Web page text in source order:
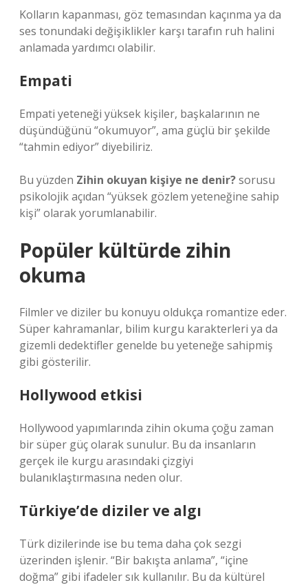
Kolların kapanması, göz temasından kaçınma ya da
ses tonundaki değişiklikler karşı tarafın ruh halini
anlamada yardımcı olabilir.
Empati
Empati yeteneği yüksek kişiler, başkalarının ne
düşündüğünü “okumuyor”, ama güçlü bir şekilde
“tahmin ediyor” diyebiliriz.
Bu yüzden Zihin okuyan kişiye ne denir?sorusu
psikolojik açıdan “yüksek gözlem yeteneğine sahip
kişi” olarak yorumlanabilir.
Popüler kültürde zihin
okuma
Filmler ve diziler bu konuyu oldukça romantize eder.
Süper kahramanlar, bilim kurgu karakterleri ya da
gizemli dedektifler genelde bu yeteneğe sahipmiş
gibi gösterilir.
Hollywood etkisi
Hollywood yapımlarında zihin okuma çoğu zaman
bir süper güç olarak sunulur. Bu da insanların
gerçek ile kurgu arasındaki çizgiyi
bulanıklaştırmasına neden olur.
Türkiye’de diziler ve algı
Türk dizilerinde ise bu tema daha çok sezgi
üzerinden işlenir. “Bir bakışta anlama”, “içine
doğma” gibi ifadeler sık kullanılır. Bu da kültürel